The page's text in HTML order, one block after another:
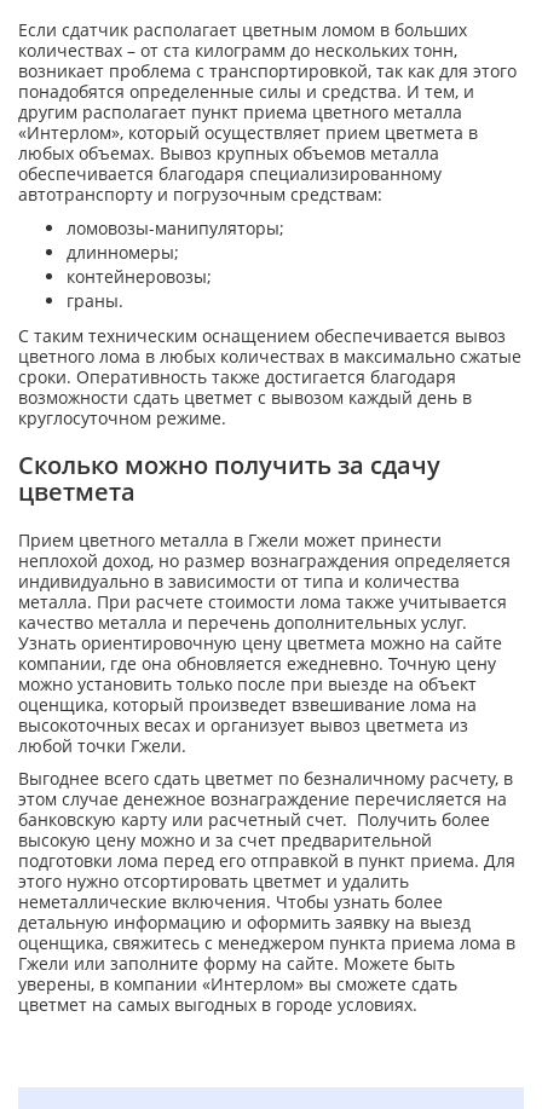
Если сдатчик располагает цветным ломом в больших
количествах – от ста килограмм до нескольких тонн,
возникает проблема с транспортировкой, так как для этого
понадобятся определенные силы и средства. И тем, и
другим располагает пункт приема цветного металла
«Интерлом», который осуществляет прием цветмета в
любых объемах. Вывоз крупных объемов металла
обеспечивается благодаря специализированному
автотранспорту и погрузочным средствам:
ломовозы-манипуляторы;
длинномеры;
контейнеровозы;
граны.
С таким техническим оснащением обеспечивается вывоз
цветного лома в любых количествах в максимально сжатые
сроки. Оперативность также достигается благодаря
возможности сдать цветмет с вывозом каждый день в
круглосуточном режиме.
Сколько можно получить за сдачу
цветмета
Прием цветного металла в Гжели может принести
неплохой доход, но размер вознаграждения определяется
индивидуально в зависимости от типа и количества
металла. При расчете стоимости лома также учитывается
качество металла и перечень дополнительных услуг.
Узнать ориентировочную цену цветмета можно на сайте
компании, где она обновляется ежедневно. Точную цену
можно установить только после при выезде на объект
оценщика, который произведет взвешивание лома на
высокоточных весах и организует вывоз цветмета из
любой точки Гжели.
Выгоднее всего сдать цветмет по безналичному расчету, в
этом случае денежное вознаграждение перечисляется на
банковскую карту или расчетный счет. Получить более
высокую цену можно и за счет предварительной
подготовки лома перед его отправкой в пункт приема. Для
этого нужно отсортировать цветмет и удалить
неметаллические включения. Чтобы узнать более
детальную информацию и оформить заявку на выезд
оценщика, свяжитесь с менеджером пункта приема лома в
Гжели или заполните форму на сайте. Можете быть
уверены, в компании «Интерлом» вы сможете сдать
цветмет на самых выгодных в городе условиях.